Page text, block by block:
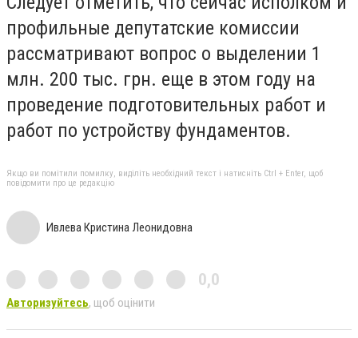
профильные депутатские комиссии
рассматривают вопрос о выделении 1
млн. 200 тыс. грн. еще в этом году на
проведение подготовительных работ и
работ по устройству фундаментов.
Якщо ви помітили помилку, виділіть необхідний текст і натисніть Ctrl + Enter, щоб
повідомити про це редакцію
Ивлева Кристина Леонидовна
0,0
Авторизуйтесь, щоб оцінити